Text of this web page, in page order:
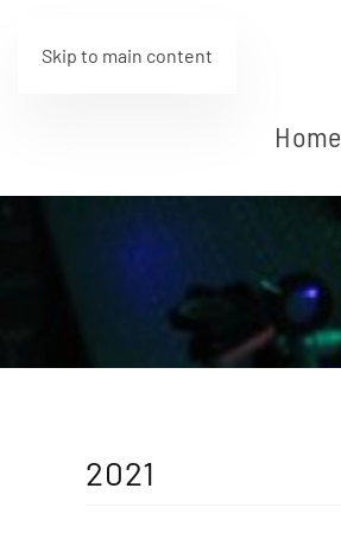
Skip to main content
Home
2021